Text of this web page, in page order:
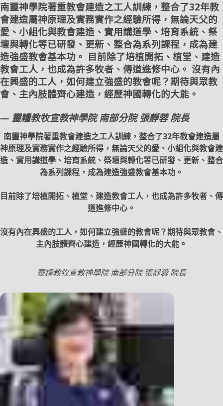
南靈神學院著重教會建造之工人訓練，整合了32年教
會建造屬神原理及實務實作之經驗所得，無論天父的
愛、小組化與教會建造、實用講道學、培育系統、祭
壇與轉化等已研發、更新、整合為系列課程，成為建
造強盛教會基本功。 目前除了培植開拓、植堂、建造
教會工人，也成為許多牧者、傳道進修中心。 沒有內
在興盛的工人，如何建立強盛的教會呢？期待與眾教
會、主內肢體齊心建造，經歷神國轉化的大能。
— 靈糧教牧宣教神學院 南部分院 張靜蓉 院長
南靈神學院著重教會建造之工人訓練，整合了32年教會建造屬
神原理及實務實作之經驗所得，無論天父的愛、小組化與教會建
造、實用講道學、培育系統、祭壇與轉化等已研發、更新、整合
為系列課程，成為建造強盛教會基本功。
目前除了培植開拓、植堂、建造教會工人，也成為許多牧者、傳
道進修中心。
沒有內在興盛的工人，如何建立強盛的教會呢？期待與眾教會、
主內肢體齊心建造，經歷神國轉化的大能。
靈糧教牧宣教神學院 南部分院 張靜蓉 院長